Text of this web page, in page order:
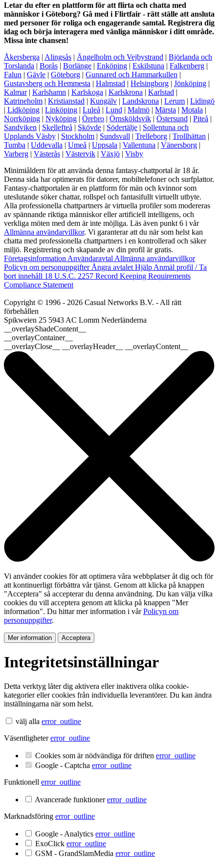
Letar du efter en plattform för att flirta och chatta med
människor i Göteborg? Gå med i Flirtfair - rätt ställe att ansluta
med personer för roliga och engagerande samtal. Registrera dig
idag och börja interagera med vänliga människor i ditt område.
Missa inte chansen!
Åkersberga | Alingsås | Ängelholm och Vejbystrand | Björlanda och
Torslanda | Borås | Borlänge | Enköping | Eskilstuna | Falkenberg |
Falun | Gävle | Göteborg | Gunnared och Hammarkullen |
Gustavsberg och Hemmesta | Halmstad | Helsingborg | Jönköping |
Kalmar| Karlshamn | Karlskoga | Karlskrona | Karlstad |
Katrineholm | Kristianstad | Kungälv | Landskrona | Lerum | Lidingö
| Lidköping | Linköping | Luleå | Lund | Malmö | Märsta | Motala |
Norrköping | Nyköping | Örebro | Örnsköldsvik | Östersund | Piteå |
Sandviken | Skellefteå | Skövde | Södertälje | Sollentuna och
Upplands Väsby | Stockholm | Sundsvall | Trelleborg | Trollhättan |
Tumba | Uddevalla | Umeå | Uppsala | Vallentuna | Vänersborg |
Varberg | Västerås | Västervik | Växjö | Visby
Minimiåldern för att använda denna fantasy-chattportal är 18 år.
Denna sida har optimerats för datorer, mobiltelefoner och surfplattor.
Fantasy-chattportalen är en plattform för män och kvinnor som
uteslutande söker chattar, rollspel och fantasifullt virtuellt utbyte.
Alla professionella chattpartners är virtuella profiler som modereras
av spännande riktiga människor eller artificiell intelligens, och
verkliga möten med dem är inte möjliga. Läs även punkt 6 i vår
Allmänna användarvillkor. Vi garanterar att du när som helst kan
chatta med professionella chattpartners i en kontrollerad och säker
miljö. Registrering och skapande av din profil är gratis.
Företagsinformation Användaravtal Allmänna användarvillkor
Policyn om personuppgifter Ångra avtalet Hjälp Anmäl profil / Ta
bort innehåll 18 U.S.C. 2257 Record Keeping Requirements
Compliance Statement
Copyright © 1996 - 2026 Casual Networks B.V. - All rätt
förbehållen
Spikweien 25 5943 AC Lomm Nederländerna
__overlayShadeContent__
__overlayContainer__
__overlayClose__ __overlayHeader__ __overlayContent__
Vi använder cookies för att optimera våra webbplatser åt dig och för
att kontinuerligt förbättra vår tjänst. Genom att klicka på knappen
"Acceptera" så accepterar du denna användning. Du kan välja vilka
cookies du vill acceptera genom att klicka på knappen "Mer
information". Du hittar mer information i vårPolicyn om
personuppgifter.
Mer information Acceptera
Integritetsinställningar
Detta verktyg låter dig aktivera eller inaktivera olika cookie-
kategorier eller cookies från individuella leverantörer. Du kan ändra
inställningarna när som helst.
välj alla error_outline
Väsentlighetererror_outline
Cookies som är nödvändiga för driften error_outline
Google - Captcha error_outline
Funktionell error_outline
Avancerade funktionererror_outline
Marknadsföring error_outline
Google - Analytics error_outline
ExoClick error_outline
GSM - GrandSlamMedia error_outline